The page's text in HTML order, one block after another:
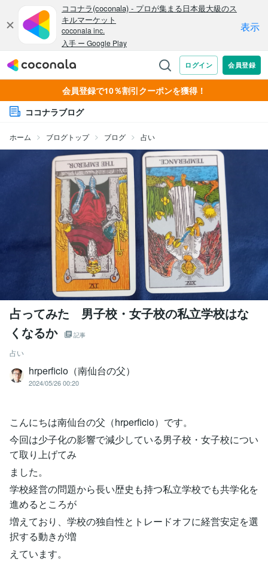
会員登録で10％割引クーポンを獲得！
ココナラブログ
ホーム ブログトップ ブログ 占い
占ってみた 男子校・女子校の私立学校はな
くなるか
記事
占い
hrperficio（南仙台の父）
2024/05/26 00:20
こんにちは南仙台の父（hrperficio）です。
今回は少子化の影響で減少している男子校・女子校につい
て取り上げてみ
ました。
学校経営の問題から長い歴史も持つ私立学校でも共学化を
進めるところが
増えており、学校の独自性とトレードオフに経営安定を選
択する動きが増
えています。